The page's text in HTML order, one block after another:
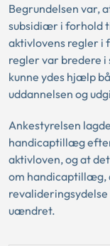
Begrundelsen var,
subsidiær i forhold
aktivlovens regler i
regler var bredere
kunne ydes hjælp
uddannelsen og
Ankestyrelsen
handicaptillæg
aktivloven, og at
om handicaptillæg,
uændret.